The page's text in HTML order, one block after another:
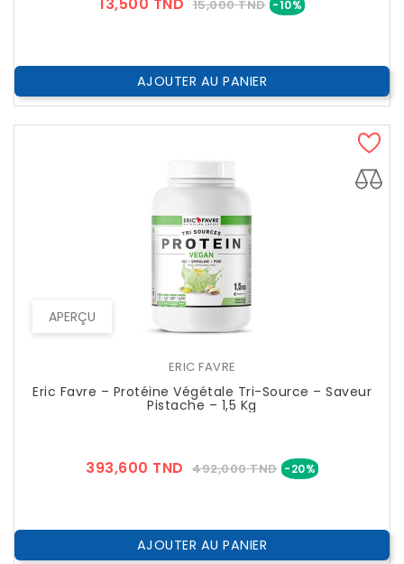
15,000 TND -10%
AJOUTER AU PANIER
APERÇU
ERIC FAVRE
Eric Favre – Protéine Végétale Tri-Source – Saveur
Pistache – 1,5 Kg
393,600 TND Prix
492,000 TND -20%Prix
AJOUTER AU PANIER